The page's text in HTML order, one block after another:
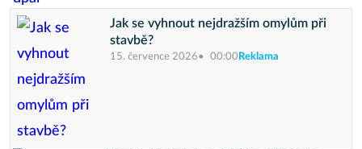
Jak se vyhnout nejdražším omylům při
stavbě?
15. července 2026 00:00 Reklama